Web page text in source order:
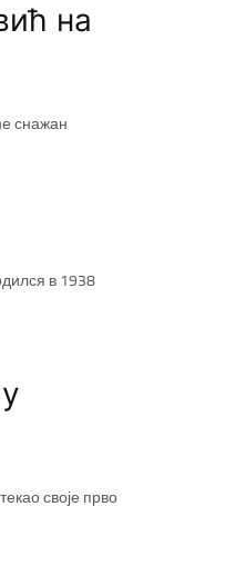
на
снажан
в 1938
своје прво